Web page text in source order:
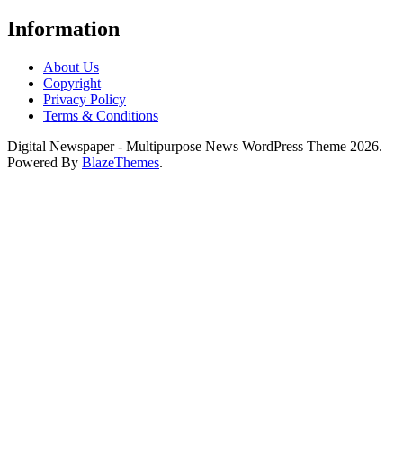
Information
About Us
Copyright
Privacy Policy
Terms & Conditions
Digital Newspaper - Multipurpose News WordPress Theme 2026.
Powered By BlazeThemes.